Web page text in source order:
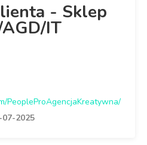
- Sklep
IT
PeopleProAgencjaKreatywna/
07-2025